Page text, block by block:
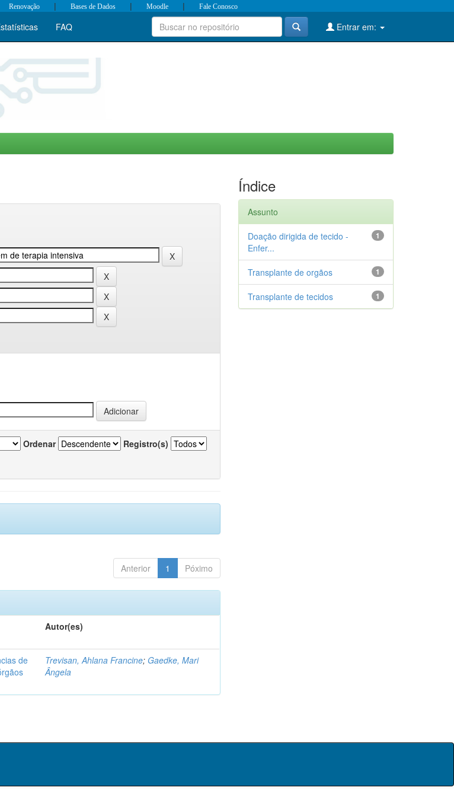
Renovação | Bases de Dados | Moodle | Fale Conosco
FAQ Entrar em:
Ordenar Registro(s)
Anterior 1 Póximo
Autor(es)
de
Trevisan, Ahlana Francine; Gaedke, Mari
Ângela
Índice
Assunto
1
Doação dirigida de tecido -
Enfer...
1
Transplante de orgãos
1
Transplante de tecidos